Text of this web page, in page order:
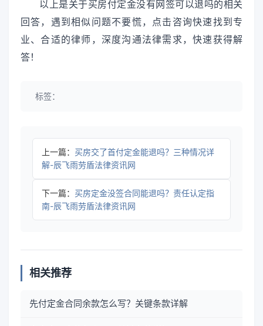
以上是关于买房付定金没有网签可以退吗的相关
回答，遇到相似问题不要慌，点击咨询快速找到专
业、合适的律师，深度沟通法律需求，快速获得解
答！
标签：
上一篇： 买房交了首付定金能退吗？三种情况详
解-辰飞雨劳盾法律资讯网
下一篇： 买房定金没签合同能退吗？责任认定指
南-辰飞雨劳盾法律资讯网
相关推荐
先付定金合同余款怎么写？关键条款详解